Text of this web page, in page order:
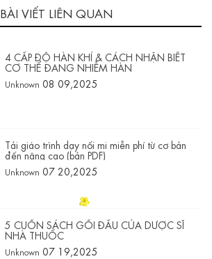
BÀI VIẾT LIÊN QUAN
4 CẤP ĐỘ HÀN KHÍ & CÁCH NHẬN BIẾT
CƠ THỂ ĐANG NHIỄM HÀN
Unknown 08 09,2025
Tải giáo trình dạy nối mi miễn phí từ cơ bản
đến nâng cao (bản PDF)
Unknown 07 20,2025
5 CUỐN SÁCH GỐI ĐẦU CỦA DƯỢC SĨ
NHÀ THUỐC
Unknown 07 19,2025